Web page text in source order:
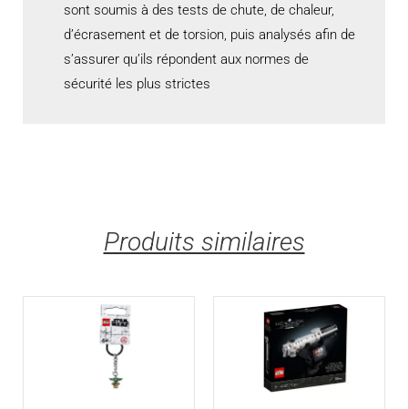
sont soumis à des tests de chute, de chaleur,
d’écrasement et de torsion, puis analysés afin de
s’assurer qu’ils répondent aux normes de
sécurité les plus strictes
Produits similaires